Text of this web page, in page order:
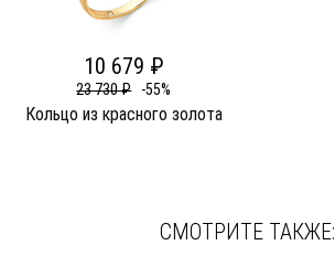
10 679 ₽
23 730 ₽ -55%
Кольцо из красного золота
СМОТРИТЕ ТАКЖЕ: